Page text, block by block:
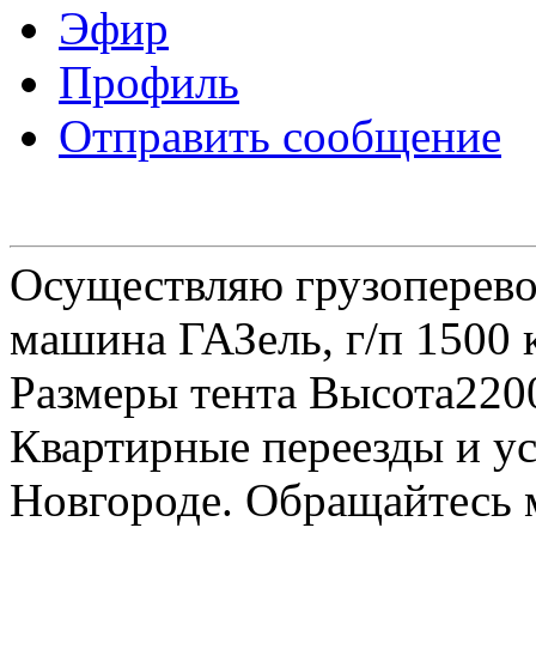
Эфир
Профиль
Отправить сообщение
Осуществляю
машина ГАЗель, г/п 1500
Размеры тента
Квартирные переезды и
Новгороде.